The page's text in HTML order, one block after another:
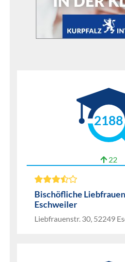
2188
22
Bischöfliche
Eschweiler
Liebfrauenstr. 30, 52249